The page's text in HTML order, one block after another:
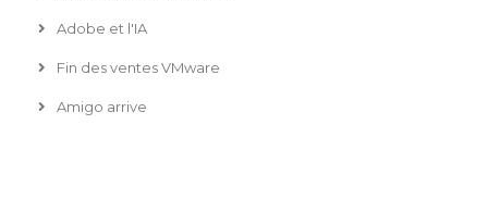
Adobe et l'IA
Fin des ventes VMware
Amigo arrive